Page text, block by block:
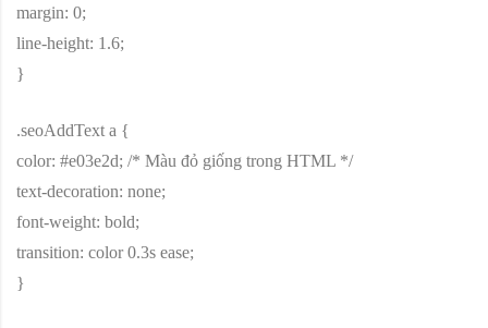
margin: 0;
line-height: 1.6;
}
.seoAddText a {
color: #e03e2d; /* Màu đỏ giống trong HTML */
text-decoration: none;
font-weight: bold;
transition: color 0.3s ease;
}